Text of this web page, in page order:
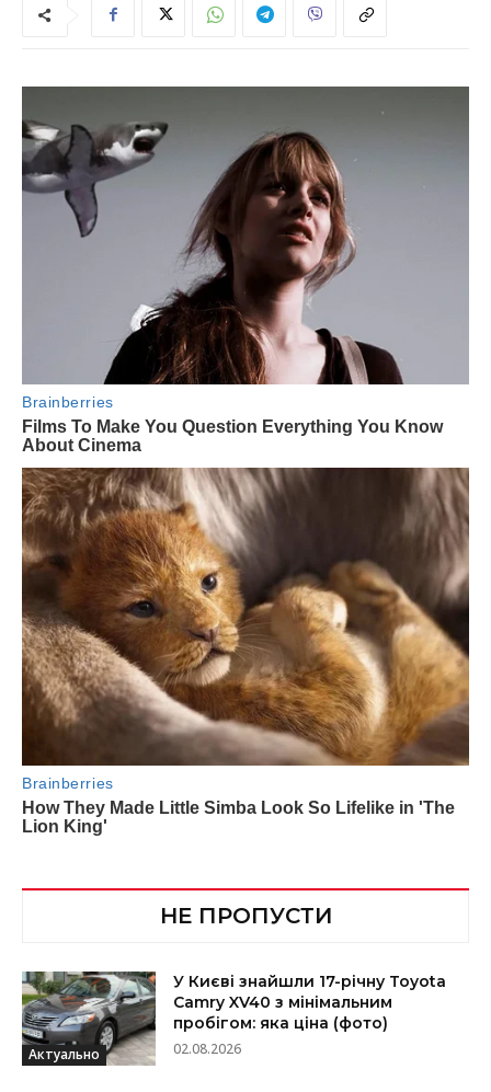
НЕ ПРОПУСТИ
Актуально
У Києві знайшли 17-річну Toyota
Camry XV40 з мінімальним
пробігом: яка ціна (фото)
02.08.2026